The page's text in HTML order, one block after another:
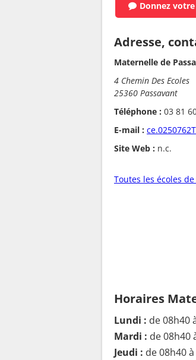
Donnez
Adresse,
Maternelle de
4 Chemin Des Ecoles
25360 Passavant
Téléphone : 03 81
E-mail :
Site Web : n.c.
Toutes les écoles
Horaires
Lundi : de 08h40
Mardi : de 08h40
Jeudi : de 08h40